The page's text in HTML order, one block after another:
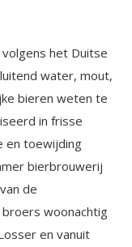
het Duitse
water, mout,
bieren weten te
in frisse
en toewijding
bierbrouwerij
de
woonachtig
en vanuit